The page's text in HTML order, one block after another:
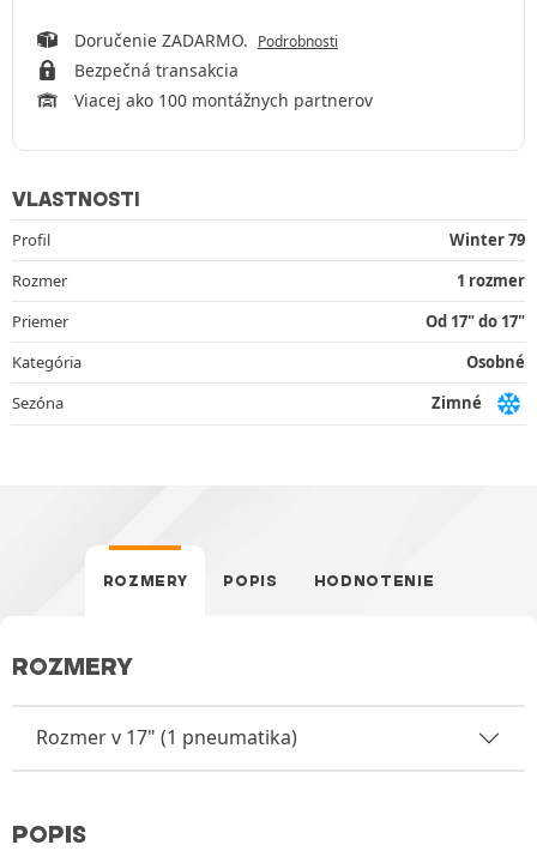
Doručenie ZADARMO. Podrobnosti
Bezpečná transakcia
Viacej ako 100 montážnych partnerov
VLASTNOSTI
Profil
Winter 79
Rozmer
1 rozmer
Priemer
Od 17" do 17"
Kategória
Osobné
Sezóna
Zimné
ROZMERY POPIS HODNOTENIE
ROZMERY
Rozmer v 17" (1 pneumatika)
POPIS